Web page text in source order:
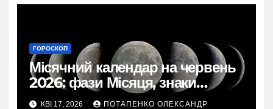
ГОРОСКОП
Місячний календар на червень
2026: фази Місяця, знаки
зодіаку та поради
КВІ 17, 2026 ПОТАПЕНКО ОЛЕКСАНДР